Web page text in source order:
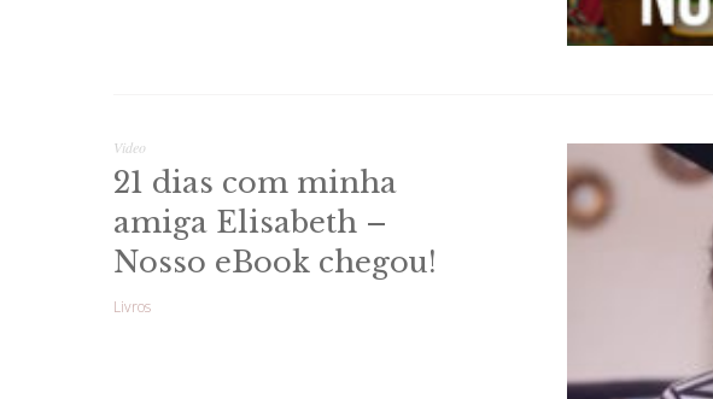
Video
21 dias com minha
amiga Elisabeth –
Nosso eBook chegou!
Livros